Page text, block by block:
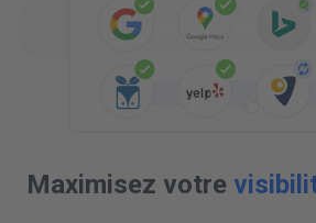
Maximisez votre
PUBLIER LES DONNEES DE VOTRE